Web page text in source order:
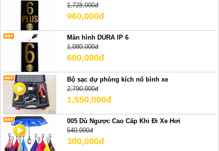
1,728,000đ
960,000đ
Màn hình DURA IP 6
1,080,000đ
600,000đ
Bộ sạc dự phòng kích nổ bình xe
2,790,000đ
1,550,000đ
005 Dù Ngược Cao Cấp Khi Đi Xe Hơi
540,000đ
300,000đ